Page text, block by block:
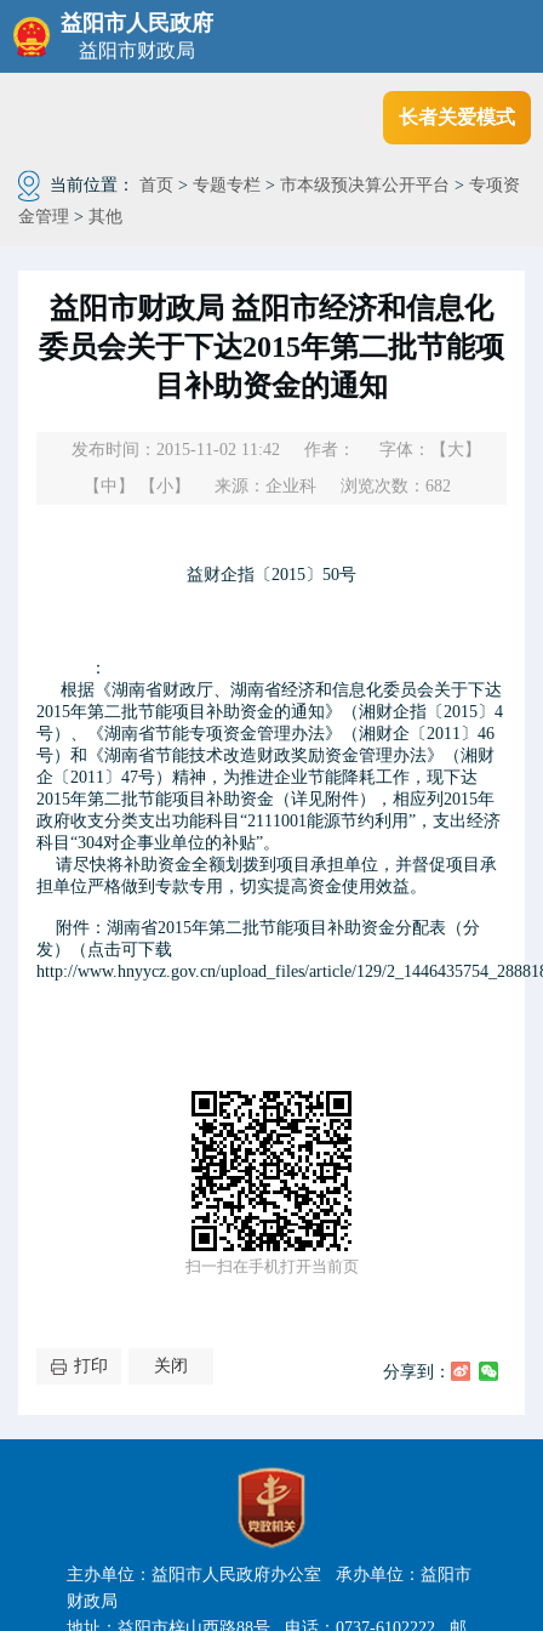
长者关爱模式
益阳市人民政府
益阳市财政局
当前位置： 首页 > 专题专栏 > 市本级预决算公开平台 > 专项资
金管理 > 其他
益阳市财政局 益阳市经济和信息化
委员会关于下达2015年第二批节能项
目补助资金的通知
发布时间：2015-11-02 11:42 作者： 字体：
【大】
【中】
【小】 来源：企业科 浏览次数： 682
益财企指〔2015〕50号
：
根据《湖南省财政厅、湖南省经济和信息化委员会关于下达
2015年第二批节能项目补助资金的通知》（湘财企指〔2015〕4
号）、《湖南省节能专项资金管理办法》（湘财企〔2011〕46
号）和《湖南省节能技术改造财政奖励资金管理办法》（湘财
企〔2011〕47号）精神，为推进企业节能降耗工作，现下达
2015年第二批节能项目补助资金（详见附件），相应列2015年
政府收支分类支出功能科目“2111001能源节约利用”，支出经济
科目“304对企事业单位的补贴”。
请尽快将补助资金全额划拨到项目承担单位，并督促项目承
担单位严格做到专款专用，切实提高资金使用效益。
附件：湖南省2015年第二批节能项目补助资金分配表（分
发）（点击可下载
http://www.hnyycz.gov.cn/upload_files/article/129/
扫一扫在手机打开当前页
打印 关闭 分享到：
主办单位：益阳市人民政府办公室 承办单位：益阳市
财政局